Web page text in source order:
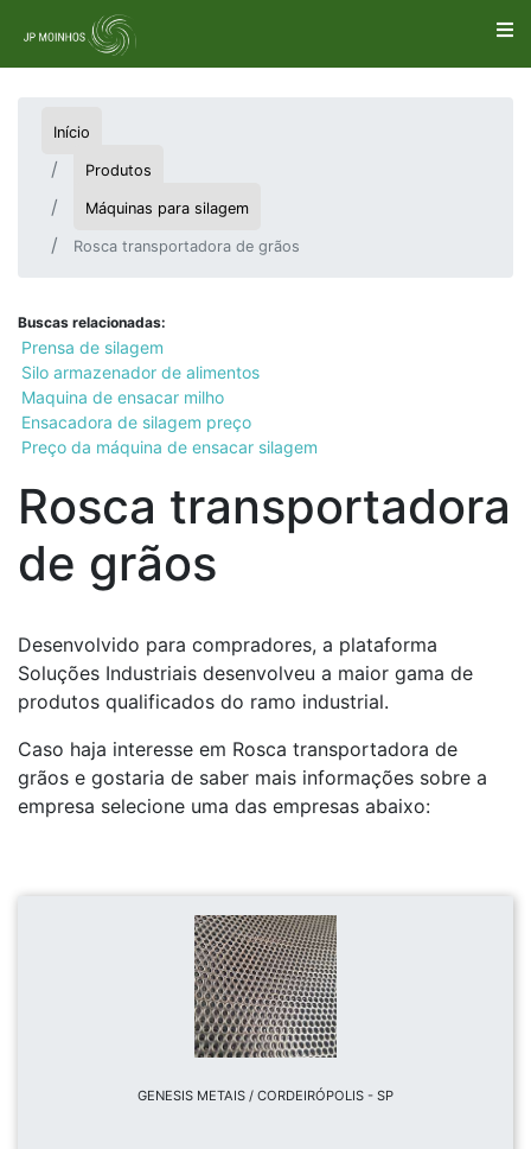
Início
Produtos
Máquinas para silagem
Rosca transportadora de grãos
Buscas relacionadas:
Prensa de silagem
Silo armazenador de alimentos
Maquina de ensacar milho
Ensacadora de silagem preço
Preço da máquina de ensacar silagem
Rosca transportadora
de grãos
Desenvolvido para compradores, a plataforma
Soluções Industriais desenvolveu a maior gama de
produtos qualificados do ramo industrial.
Caso haja interesse em Rosca transportadora de
grãos e gostaria de saber mais informações sobre a
empresa selecione uma das empresas abaixo:
GENESIS METAIS / CORDEIRÓPOLIS - SP